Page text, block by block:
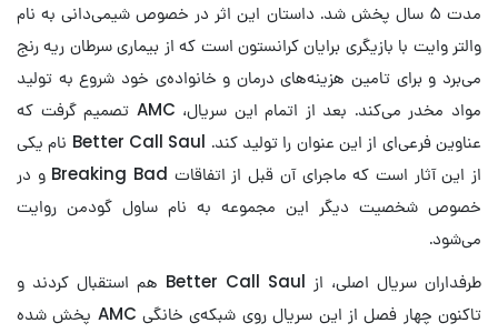
مدت ۵ سال پخش شد. داستان این اثر در خصوص شیمی‌دانی به نام
والتر وایت با بازیگری برایان کرانستون است که از بیماری سرطان ریه رنج
می‌برد و برای تامین هزینه‌های درمان و خانواده‌ی خود شروع به تولید
مواد مخدر می‌کند. بعد از اتمام این سریال، AMC تصمیم گرفت که
عناوین فرعی‌ای از این عنوان را تولید کند. Better Call Saul نام یکی
از این آثار است که ماجرای آن قبل از اتفاقات Breaking Bad و در
خصوص شخصیت دیگر این مجموعه به نام ساول گودمن روایت
می‌شود.
طرفداران سریال اصلی، از Better Call Saul هم استقبال کردند و
تاکنون چهار فصل از این سریال روی شبکه‌ی خانگی AMC پخش شده